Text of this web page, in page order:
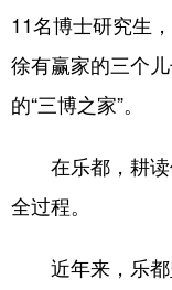
11名博士研究生
徐有赢家的三个
的“三博之家”。
在乐都，耕读
全过程。
近年来，乐都